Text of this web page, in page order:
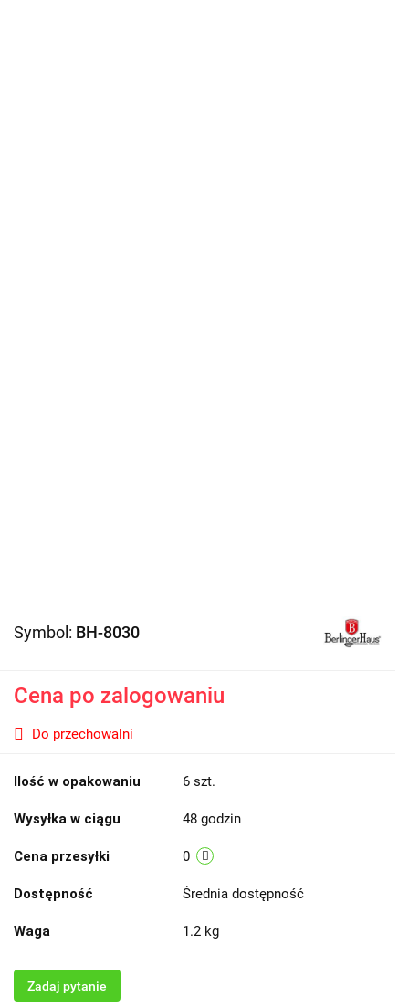
Symbol: BH-8030
Cena po zalogowaniu
Do przechowalni
Ilość w opakowaniu 6 szt.
Wysyłka w ciągu 48 godzin
Cena przesyłki 0
Dostępność Średnia dostępność
Waga 1.2 kg
Zadaj pytanie